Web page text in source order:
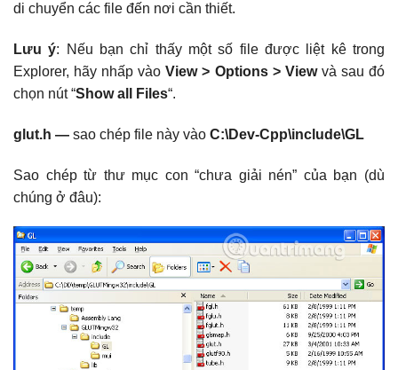
di chuyển các file đến nơi cần thiết.
Lưu ý: Nếu bạn chỉ thấy một số file được liệt kê trong
Explorer, hãy nhấp vàoView > Options > Viewvà sau đó
chọn nút “Show all Files“.
glut.h — sao chép file này vào C:\Dev-Cpp\include\GL
Sao chép từ thư mục con “chưa giải nén” của bạn (dù
chúng ở đâu):